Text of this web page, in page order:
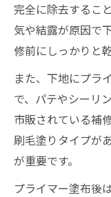
完全に除去するこ
気や結露が原因で
修前にしっかりと
また、下地にプラ
で、パテやシーリ
市販されている補
刷毛塗りタイプが
が重要です。
プライマー塗布後